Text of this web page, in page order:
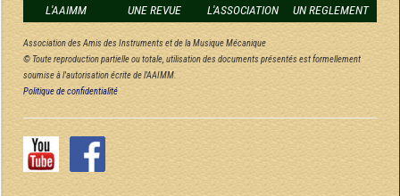
L'AAIMM
UNE REVUE
L'ASSOCIATION
UN REGLEMENT
Association des Amis des Instruments et de la Musique Mécanique
© Toute reproduction partielle ou totale, utilisation des documents présentés est formellement
soumise à l'autorisation écrite de l'AAIMM.
Politique de confidentialité